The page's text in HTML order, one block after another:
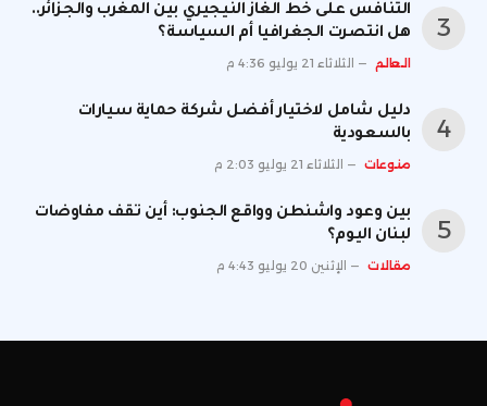
التنافس على خط الغاز النيجيري بين المغرب والجزائر..
هل انتصرت الجغرافيا أم السياسة؟
العالم الثلاثاء 21 يوليو 4:36 م
دليل شامل لاختيار أفضل شركة حماية سيارات
بالسعودية
منوعات الثلاثاء 21 يوليو 2:03 م
بين وعود واشنطن وواقع الجنوب: أين تقف مفاوضات
لبنان اليوم؟
مقالات الإثنين 20 يوليو 4:43 م